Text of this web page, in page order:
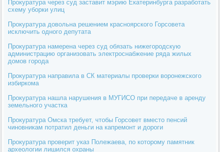
Прокуратура через суд заставит мэрию Екатеринбурга разработать
схему уборки улиц
Прокуратура довольна решением красноярского Горсовета
исключить одного депутата
Прокуратура намерена через суд обязать нижегородскую
администрацию организовать электроснабжение ряда жилых
домов города
Прокуратура направила в СК материалы проверки воронежского
избиркома
Прокуратура нашла нарушения в МУГИСО при передаче в аренду
земельного участка
Прокуратура Омска требует, чтобы Горсовет вместо пенсий
чиновникам потратил деньги на капремонт и дороги
Прокуратура проверит указ Полежаева, по которому памятник
археологии лишился охраны